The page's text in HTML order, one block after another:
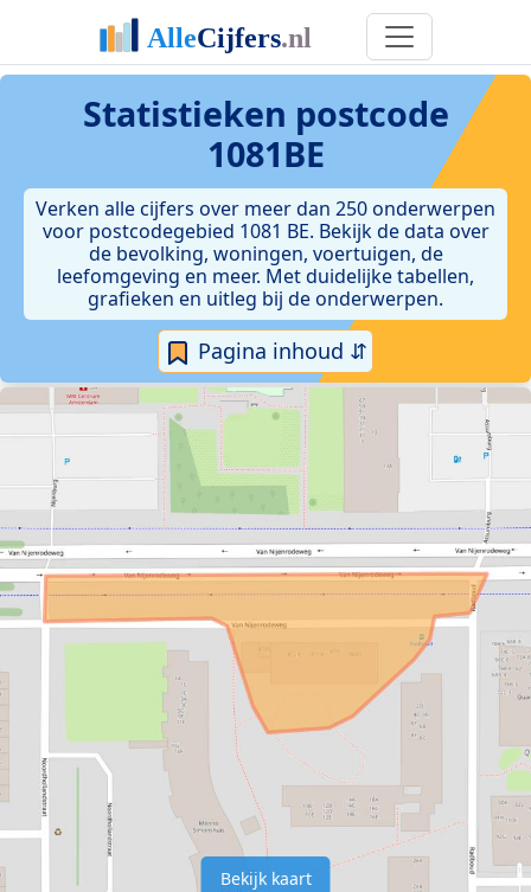
Statistieken postcode
1081BE
Verken alle cijfers over meer dan 250 onderwerpen
voor postcodegebied 1081 BE. Bekijk de data over
de bevolking, woningen, voertuigen, de
leefomgeving en meer. Met duidelijke tabellen,
grafieken en uitleg bij de onderwerpen.
Pagina inhoud ⇵
Bekijk kaart